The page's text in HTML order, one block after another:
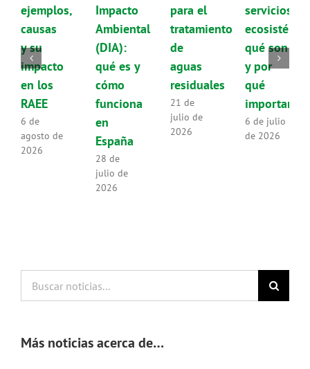
ejemplos,
causas
y su
impacto
en los
RAEE
6 de
agosto de
2026
Impacto
Ambiental
(DIA):
qué es y
cómo
funciona
en
España
28 de
julio de
2026
para el
tratamiento
de
aguas
residuales
21 de
julio de
2026
servicios
qué son
y por
qué
importan
6 de julio
de 2026
noticias...
Más noticias acerca de…